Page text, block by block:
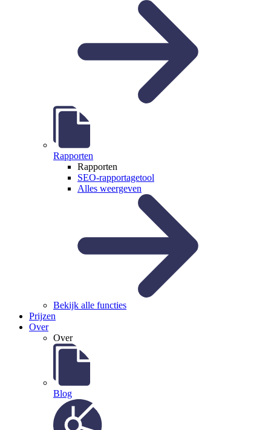
Rapporten
Rapporten
SEO-rapportagetool
Alles weergeven
Bekijk alle functies
Prijzen
Over
Over
Blog